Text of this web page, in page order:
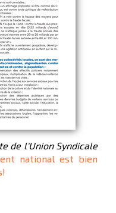
de l'Union Syndicale
national est bien